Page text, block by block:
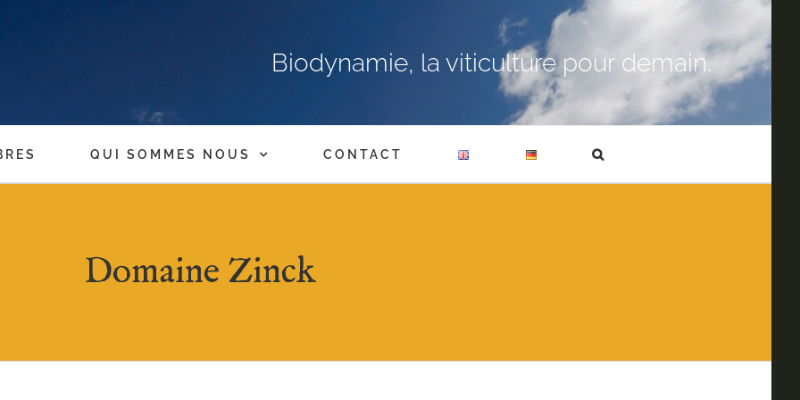
Biodynamie, la viticulture pour demain.
QUI SOMMES NOUS CONTACT
Domaine Zinck